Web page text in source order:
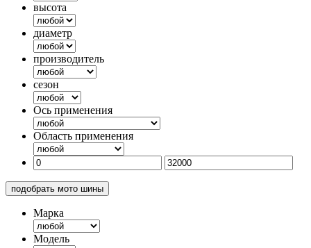
высота
диаметр
производитель
сезон
Ось применения
Область применения
подобрать мото шины
Марка
Модель